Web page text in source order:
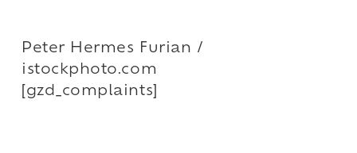
Peter Hermes Furian /
istockphoto.com
[gzd_complaints]